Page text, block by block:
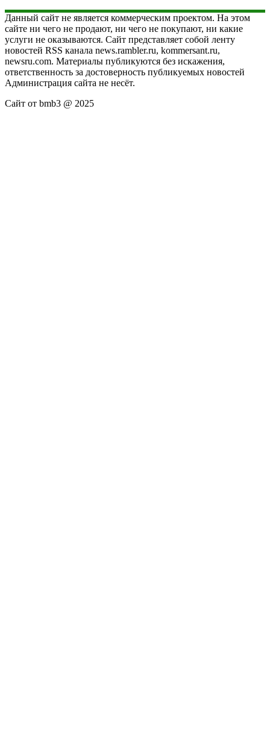
Данный сайт не является коммерческим проектом. На этом
сайте ни чего не продают, ни чего не покупают, ни какие
услуги не оказываются. Сайт представляет собой ленту
новостей RSS канала news.rambler.ru, kommersant.ru,
newsru.com. Материалы публикуются без искажения,
ответственность за достоверность публикуемых новостей
Администрация сайта не несёт.
Сайт от bmb3 @ 2025